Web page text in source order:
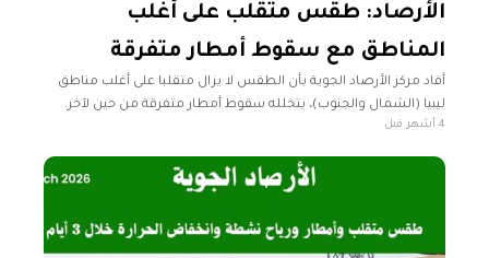
الأرصاد: طقس متقلب على أغلب
المناطق مع سقوط أمطار متفرقة
أفاد مركز الأرصاد الجوية بأن الطقس لا يزال متقلبا على أغلب مناطق
ليبيا (الشمال والجنوب)، يتخلله سقوط أمطار متفرقة من حين لآخر.
وأشار المركز في نشرته الجوية اليوم الثلاثاء، إلى
4 أشهر قبل